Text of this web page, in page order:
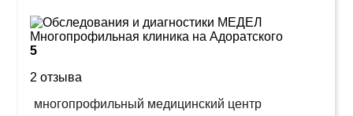
5
2 отзыва
многопрофильный медицинский центр